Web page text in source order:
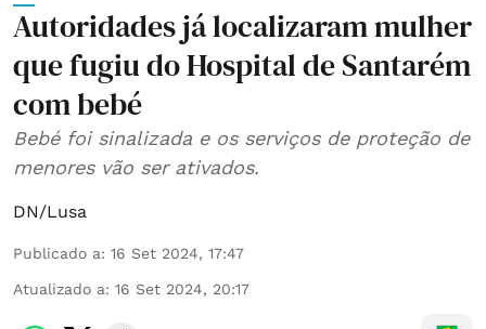
Autoridades já localizaram mulher
que fugiu do Hospital de Santarém
com bebé
Bebé foi sinalizada e os serviços de proteção de
menores vão ser ativados.
DN/Lusa
Publicado a: 16 Set 2024, 17:47
Atualizado a: 16 Set 2024, 20:17